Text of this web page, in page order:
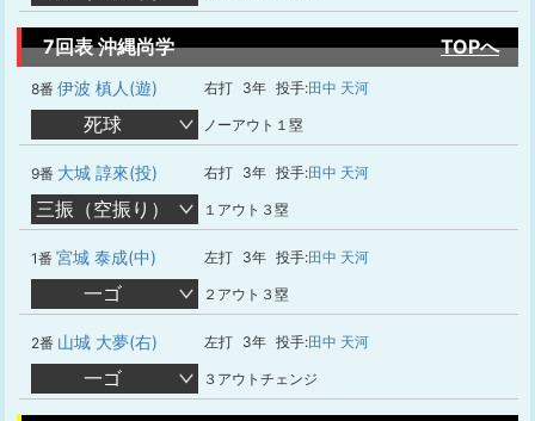
7回表 沖縄尚学 TOPへ
8番 伊波 槙人(遊) 右打 3年 投手:田中 天河
死球 ノーアウト１塁
9番 大城 諄來(投) 右打 3年 投手:田中 天河
三振（空振り） １アウト３塁
1番 宮城 泰成(中) 左打 3年 投手:田中 天河
一ゴ ２アウト３塁
2番 山城 大夢(右) 左打 3年 投手:田中 天河
一ゴ ３アウトチェンジ